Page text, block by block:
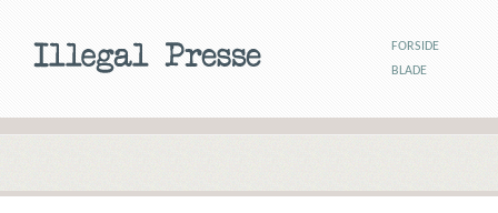
FORSIDE
BLADE